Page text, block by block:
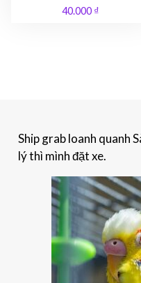
40.000 ₫
Ship grab loanh quanh
lý thì mình đặt xe.